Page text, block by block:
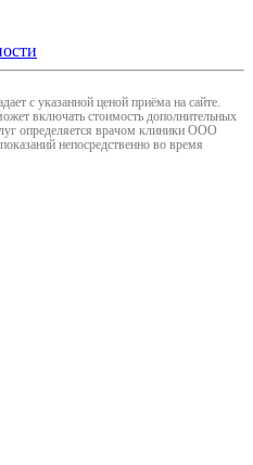
с указанной ценой приёма на сайте.
включать стоимость дополнительных
определяется врачом клиники ООО
непосредственно во время